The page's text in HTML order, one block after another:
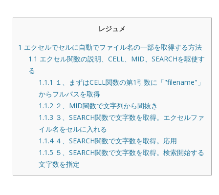
レジュメ
1 エクセルでセルに自動でファイル名の一部を取得する方法
1.1 エクセル関数の説明、CELL、MID、SEARCHを駆使す
る
1.1.1 １、まずはCELL関数の第1引数に「"filename"」
からフルパスを取得
1.1.2２、MID関数で文字列から間抜き
1.1.3 ３、SEARCH関数で文字数を取得。エクセルファ
イル名をセルに入れる
1.1.4４、SEARCH関数で文字数を取得。応用
1.1.5 ５、SEARCH関数で文字数を取得。検索開始する
文字数を指定